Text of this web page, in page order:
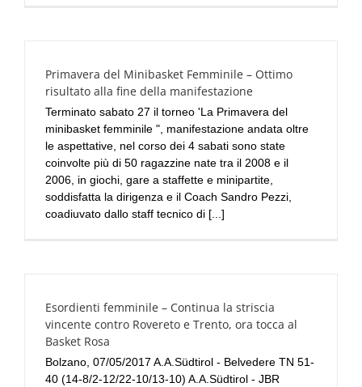
Primavera del Minibasket Femminile – Ottimo
risultato alla fine della manifestazione
Terminato sabato 27 il torneo 'La Primavera del
minibasket femminile ", manifestazione andata oltre
le aspettative, nel corso dei 4 sabati sono state
coinvolte più di 50 ragazzine nate tra il 2008 e il
2006, in giochi, gare a staffette e minipartite,
soddisfatta la dirigenza e il Coach Sandro Pezzi,
coadiuvato dallo staff tecnico di [...]
Esordienti femminile – Continua la striscia
vincente contro Rovereto e Trento, ora tocca al
Basket Rosa
Bolzano, 07/05/2017 A.A.Südtirol - Belvedere TN 51-
40 (14-8/2-12/22-10/13-10) A.A.Südtirol - JBR